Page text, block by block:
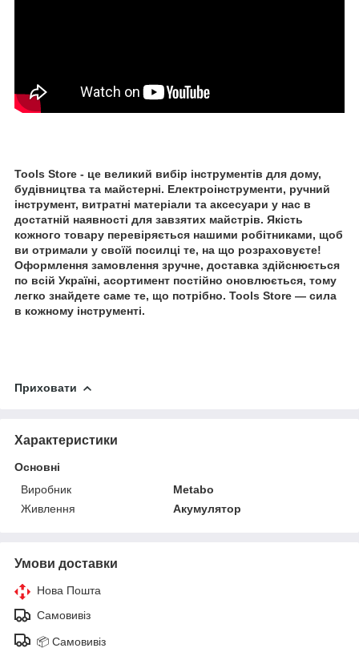
Tools Store - це великий вибір інструментів для дому,
будівництва та майстерні. Електроінструменти, ручний
інструмент, витратні матеріали та аксесуари у нас в
достатній наявності для завзятих майстрів. Якість
кожного товару перевіряється нашими робітниками, щоб
ви отримали у своїй посилці те, на що розраховуєте!
Оформлення замовлення зручне, доставка здійснюється
по всій Україні, асортимент постійно оновлюється, тому
легко знайдете саме те, що потрібно. Tools Store — сила
в кожному інструменті.
Приховати
Характеристики
Основні
Виробник
Metabo
Живлення
Акумулятор
Умови доставки
Нова Пошта
Самовивіз
📦 Самовивіз